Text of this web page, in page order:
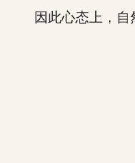
因此心态上，自